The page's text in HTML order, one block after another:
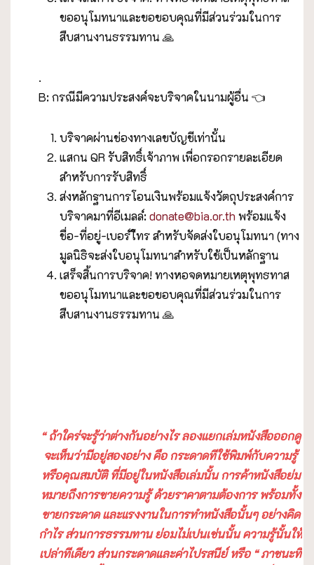
ขออนุโมทนาและขอขอบคุณที่มีส่วนร่วมในการ
สืบสานงานธรรมทาน 🙏
.
B: กรณีมีความประสงค์จะบริจาคในนามผู้อื่น 👈
บริจาคผ่านช่องทางเลขบัญชีเท่านั้น
แสกน QR รับสิทธิ์เจ้าภาพ เพื่อกรอกรายละเอียด
สำหรับการรับสิทธิ์
ส่งหลักฐานการโอนเงินพร้อมแจ้งวัตถุประสงค์การ
บริจาคมาที่อีเมลล์:donate@bia.or.th พร้อมแจ้ง
ชื่อ-ที่อยู่-เบอร์โืทร สำหรับจัดส่งใบอนุโมทนา (ทาง
มูลนิธิจะส่งใบอนุโมทนาสำหรับใช้เป็นหลักฐาน
เสร็จสิ้นการบริจาค! ทางหอจดหมายเหตุพุทธทาส
ขออนุโมทนาและขอขอบคุณที่มีส่วนร่วมในการ
สืบสานงานธรรมทาน 🙏
“ถ้าใคร่จะรู้ว่าต่างกันอย่างไร ลองแยกเล่มหนังสือออกดู
จะเห็นว่ามีอยู่สองอย่าง คือ กระดาดทีใช้พิมพ์กับความรู้
หรือคุณสมบัติ ที่มีอยู่ในหนังสือเล่มนั้น การค้าหนังสือย่ม
หมายถึงการขายความรู้ ด้วยราคาตามต้องการ พร้อมทั้ง
ขายกระดาด และแรงงานในการทำหนังสือนั้นๆ อย่างคิด
กำไร ส่วนการธรรมทาน ย่อมไม่เปนเช่นนั้น ความรู้นั้นให้
เปล่าทีเดียว ส่วนกระดาดและค่าไปรสนีย์ หรือ“ภาชนะที่